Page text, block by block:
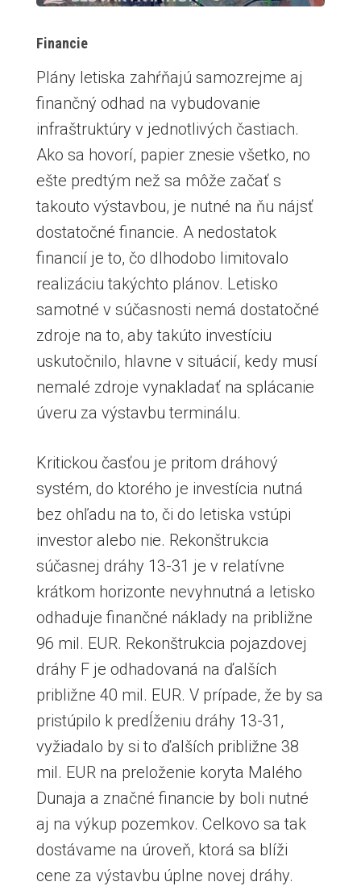
Financie
Plány letiska zahŕňajú samozrejme aj
finančný odhad na vybudovanie
infraštruktúry v jednotlivých častiach.
Ako sa hovorí, papier znesie všetko, no
ešte predtým než sa môže začať s
takouto výstavbou, je nutné na ňu nájsť
dostatočné financie. A nedostatok
financií je to, čo dlhodobo limitovalo
realizáciu takýchto plánov. Letisko
samotné v súčasnosti nemá dostatočné
zdroje na to, aby takúto investíciu
uskutočnilo, hlavne v situácií, kedy musí
nemalé zdroje vynakladať na splácanie
úveru za výstavbu terminálu.
Kritickou časťou je pritom dráhový
systém, do ktorého je investícia nutná
bez ohľadu na to, či do letiska vstúpi
investor alebo nie. Rekonštrukcia
súčasnej dráhy 13-31 je v relatívne
krátkom horizonte nevyhnutná a letisko
odhaduje finančné náklady na približne
96 mil. EUR. Rekonštrukcia pojazdovej
dráhy F je odhadovaná na ďalších
približne 40 mil. EUR. V prípade, že by sa
pristúpilo k predĺženiu dráhy 13-31,
vyžiadalo by si to ďalších približne 38
mil. EUR na preloženie koryta Malého
Dunaja a značné financie by boli nutné
aj na výkup pozemkov. Celkovo sa tak
dostávame na úroveň, ktorá sa blíži
cene za výstavbu úplne novej dráhy.